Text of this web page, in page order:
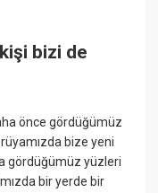
bizi de
önce gördüğümüz
bize yeni
gördüğümüz yüzleri
bir yerde bir